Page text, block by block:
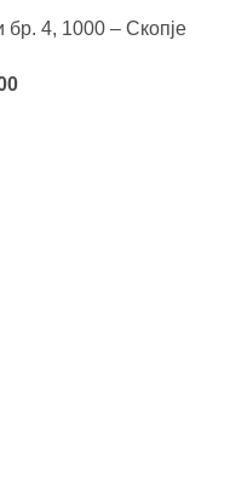
4, 1000 – Скопје